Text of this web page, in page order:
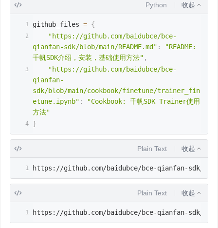
Python 收起
github_files = {
"https://github.com/baidubce/bce-
qianfan-sdk/blob/main/README.md" :
"README:
千帆SDK介绍，安装，基础使用方法" ,
"https://github.com/baidubce/bce-
qianfan-
sdk/blob/main/cookbook/finetune/trainer_fin
etune.ipynb" :
"Cookbook: 千帆SDK Trainer使用
方法"
}
Plain Text 收起
https://github.com/baidubce/bce-qianfan-sdk/
Plain Text 收起
https://github.com/baidubce/bce-qianfan-sdk/blob/